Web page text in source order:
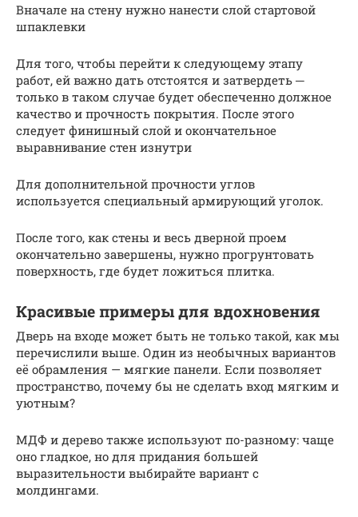
Вначале на стену нужно нанести слой стартовой
шпаклевки
Для того, чтобы перейти к следующему этапу
работ, ей важно дать отстоятся и затвердеть ─
только в таком случае будет обеспеченно должное
качество и прочность покрытия. После этого
следует финишный слой и окончательное
выравнивание стен изнутри
Для дополнительной прочности углов
используется специальный армирующий уголок.
После того, как стены и весь дверной проем
окончательно завершены, нужно прогрунтовать
поверхность, где будет ложиться плитка.
Красивые примеры для вдохновения
Дверь на входе может быть не только такой, как мы
перечислили выше. Один из необычных вариантов
её обрамления — мягкие панели. Если позволяет
пространство, почему бы не сделать вход мягким и
уютным?
МДФ и дерево также используют по-разному: чаще
оно гладкое, но для придания большей
выразительности выбирайте вариант с
молдингами.